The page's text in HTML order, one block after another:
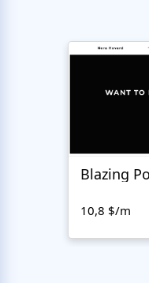
Blazing
10,8 $/m